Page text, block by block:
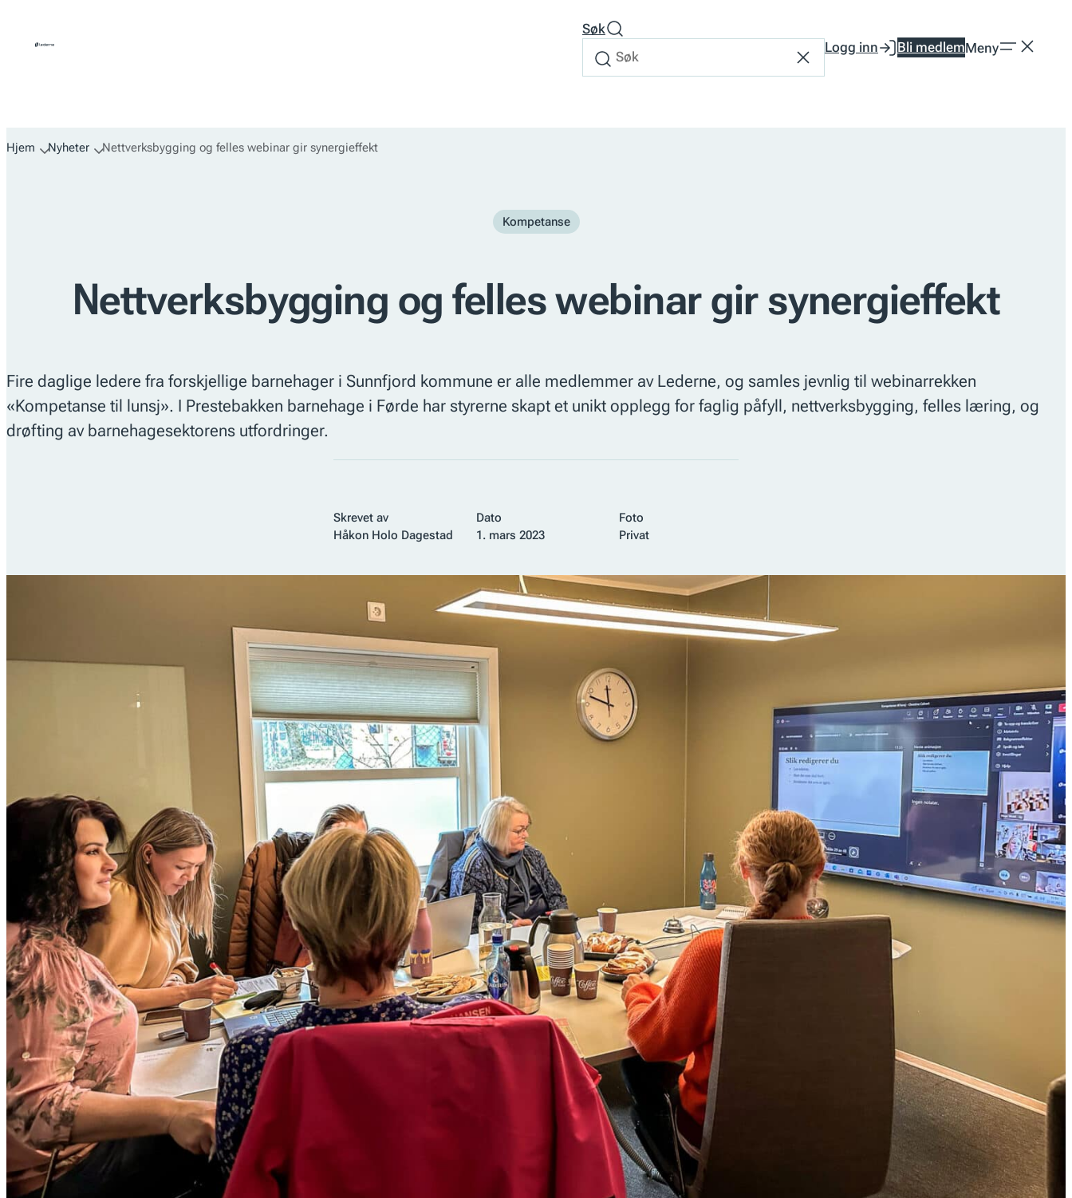
Søk
Søk
Søk
etter
TilbakestillLogg inn Bli medlemMeny
Hjem Nyheter Nettverksbygging og felles webinar gir synergieffekt
Kompetanse
Nettverksbygging og felles webinar gir synergieffekt
Fire daglige ledere fra forskjellige barnehager i Sunnfjord kommune er alle medlemmer av Lederne, og samles jevnlig til webinarrekken
«Kompetanse til lunsj». I Prestebakken barnehage i Førde har styrerne skapt et unikt opplegg for faglig påfyll, nettverksbygging, felles læring, og
drøfting av barnehagesektorens utfordringer.
Skrevet av
Håkon Holo Dagestad
Dato
1. mars 2023
Foto
Privat